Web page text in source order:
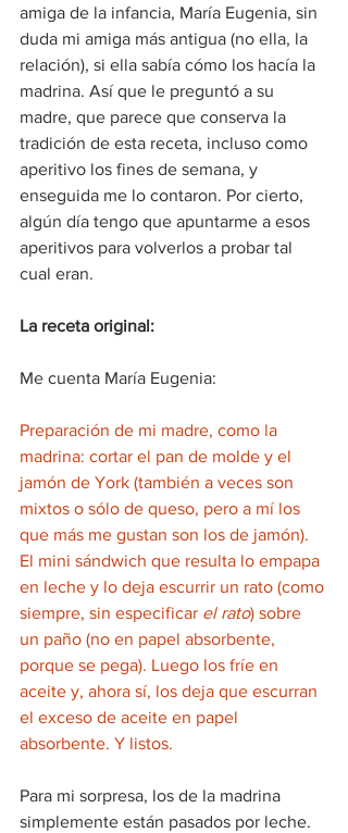
amiga de la infancia, María Eugenia, sin
duda mi amiga más antigua (no ella, la
relación), si ella sabía cómo los hacía la
madrina. Así que le preguntó a su
madre, que parece que conserva la
tradición de esta receta, incluso como
aperitivo los fines de semana, y
enseguida me lo contaron. Por cierto,
algún día tengo que apuntarme a esos
aperitivos para volverlos a probar tal
cual eran.
La receta original:
Me cuenta María Eugenia:
Preparación de mi madre, como la
madrina: cortar el pan de molde y el
jamón de York (también a veces son
mixtos o sólo de queso, pero a mí los
que más me gustan son los de jamón).
El mini sándwich que resulta lo empapa
en leche y lo deja escurrir un rato (como
siempre, sin especificar el rato) sobre
un paño (no en papel absorbente,
porque se pega). Luego los fríe en
aceite y, ahora sí, los deja que escurran
el exceso de aceite en papel
absorbente. Y listos.
Para mi sorpresa, los de la madrina
simplemente están pasados por leche.